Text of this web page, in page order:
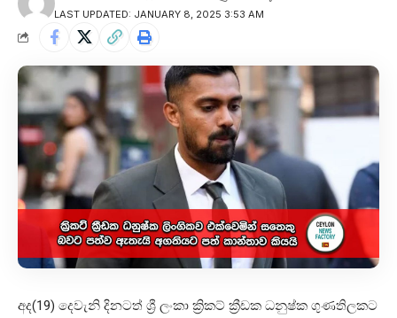
LAST UPDATED: JANUARY 8, 2025 3:53 AM
අද(19) දෙවැනි දිනටත් ශ්‍රී ලංකා ක්‍රිකට් ක්‍රීඩක ධනුෂ්ක ගුණතිලකට